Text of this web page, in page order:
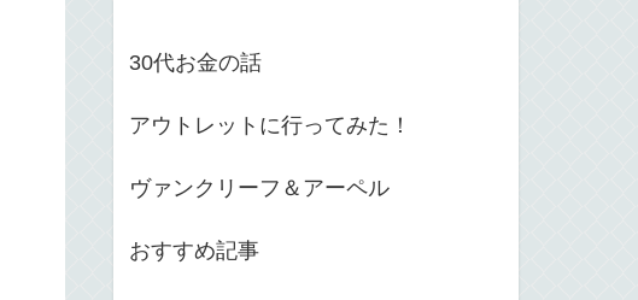
30代お金の話
アウトレットに行ってみた！
ヴァンクリーフ＆アーペル
おすすめ記事